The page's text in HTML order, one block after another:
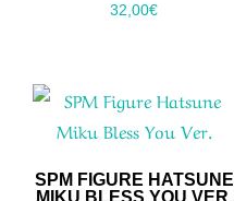
32,00€
SPM FIGURE HATSUNE
MIKU BLESS YOU VER.